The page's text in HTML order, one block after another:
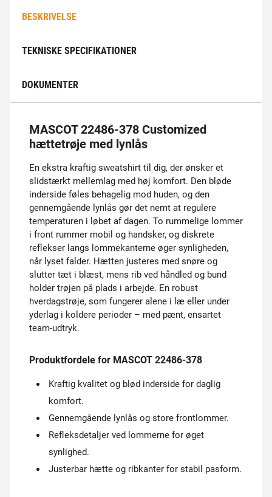
BESKRIVELSE
TEKNISKE SPECIFIKATIONER
DOKUMENTER
MASCOT 22486-378 Customized
hættetrøje med lynlås
En ekstra kraftig sweatshirt til dig, der ønsker et
slidstærkt mellemlag med høj komfort. Den bløde
inderside føles behagelig mod huden, og den
gennemgående lynlås gør det nemt at regulere
temperaturen i løbet af dagen. To rummelige lommer
i front rummer mobil og handsker, og diskrete
reflekser langs lommekanterne øger synligheden,
når lyset falder. Hætten justeres med snøre og
slutter tæt i blæst, mens rib ved håndled og bund
holder trøjen på plads i arbejde. En robust
hverdagstrøje, som fungerer alene i læ eller under
yderlag i koldere perioder – med pænt, ensartet
team-udtryk.
Produktfordele for MASCOT 22486-378
Kraftig kvalitet og blød inderside for daglig
komfort.
Gennemgående lynlås og store frontlommer.
Refleksdetaljer ved lommerne for øget
synlighed.
Justerbar hætte og ribkanter for stabil pasform.